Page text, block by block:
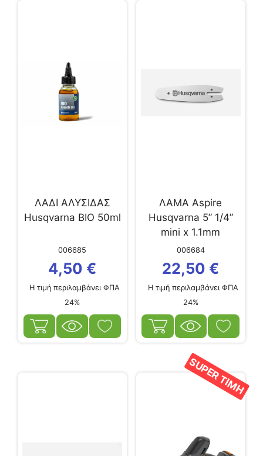
ΛΑΔΙ ΑΛΥΣΙΔΑΣ
Husqvarna ΒΙΟ 50ml
006685
4,50 €
Η τιμή περιλαμβάνει ΦΠΑ
24%
ΛΑΜΑ Aspire
Husqvarna 5” 1/4”
mini x 1.1mm
006684
22,50 €
Η τιμή περιλαμβάνει ΦΠΑ
24%
SUPER ΤΙΜΗ